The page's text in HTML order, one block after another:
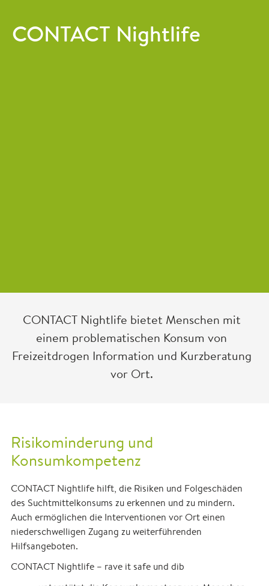
CONTACT Nightlife
CONTACT Nightlife bietet Menschen mit
einem problematischen Konsum von
Freizeitdrogen Information und Kurzberatung
vor Ort.
Risikominderung und
Konsumkompetenz
CONTACT Nightlife hilft, die Risiken und Folgeschäden
des Suchtmittelkonsums zu erkennen und zu mindern.
Auch ermöglichen die Interventionen vor Ort einen
niederschwelligen Zugang zu weiterführenden
Hilfsangeboten.
CONTACT Nightlife – rave it safe und dib